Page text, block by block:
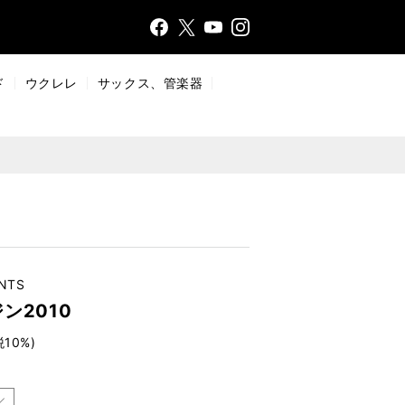
FaceX
YouTInsta
ウクレレ
サックス、管楽器
ン2010